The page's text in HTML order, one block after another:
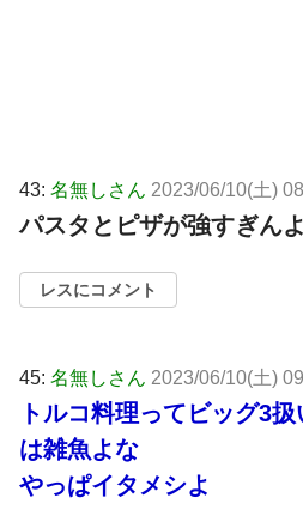
43: 名無しさん 2023/06/10(土)
パスタとピザが強すぎんよ
レスにコメント
45: 名無しさん 2023/06/10(土)
トルコ料理ってビッグ3
は雑魚よな
やっぱイタメシよ